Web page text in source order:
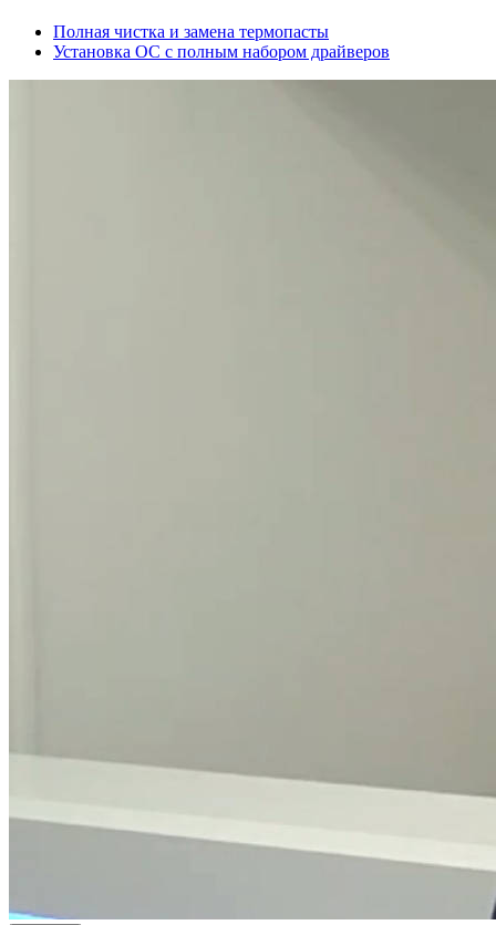
Полная чистка и замена термопасты
Установка ОС с полным набором драйверов